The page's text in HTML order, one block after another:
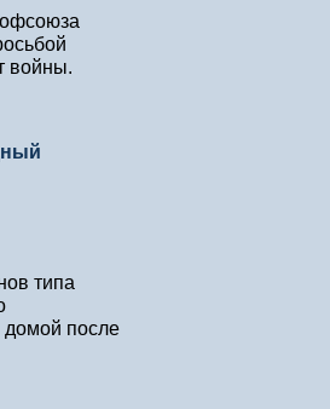
войны.
типа
домой после